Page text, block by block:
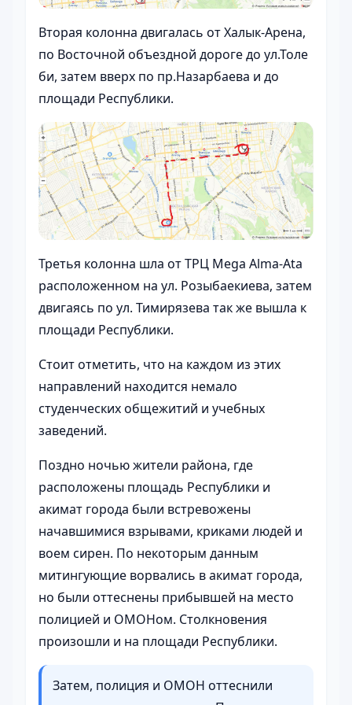
Вторая колонна двигалась от Халык-Арена,
по Восточной объездной дороге до ул.Толе
би, затем вверх по пр.Назарбаева и до
площади Республики.
Третья колонна шла от ТРЦ Мega Alma-Ata
расположенном на ул. Розыбаекиева, затем
двигаясь по ул. Тимирязева так же вышла к
площади Республики.
Стоит отметить, что на каждом из этих
направлений находится немало
студенческих общежитий и учебных
заведений.
Поздно ночью жители района, где
расположены площадь Республики и
акимат города были встревожены
начавшимися взрывами, криками людей и
воем сирен. По некоторым данным
митингующие ворвались в акимат города,
но были оттеснены прибывшей на место
полицией и ОМОНом. Столкновения
произошли и на площади Республики.
Затем, полиция и ОМОН оттеснили